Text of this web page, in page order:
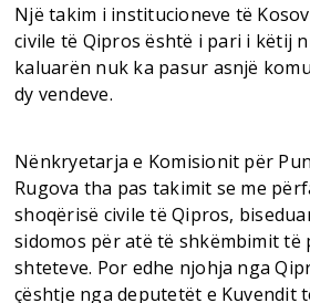
Një takim i institucioneve të
civile të Qipros është i pari i këtij
kaluarën nuk ka pasur asnjë
dy vendeve.
Nënkryetarja e Komisionit për
Rugova tha pas takimit se me
shoqërisë civile të Qipros,
sidomos për atë të shkëmbimit të
shteteve. Por edhe njohja nga
çështje nga deputetët e Kuvendit